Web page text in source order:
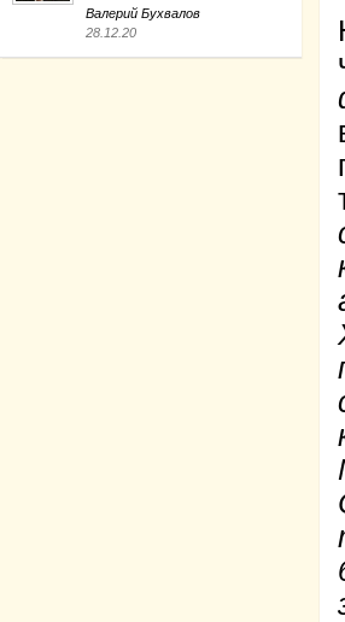
Валерий Бухвалов
28.12.20